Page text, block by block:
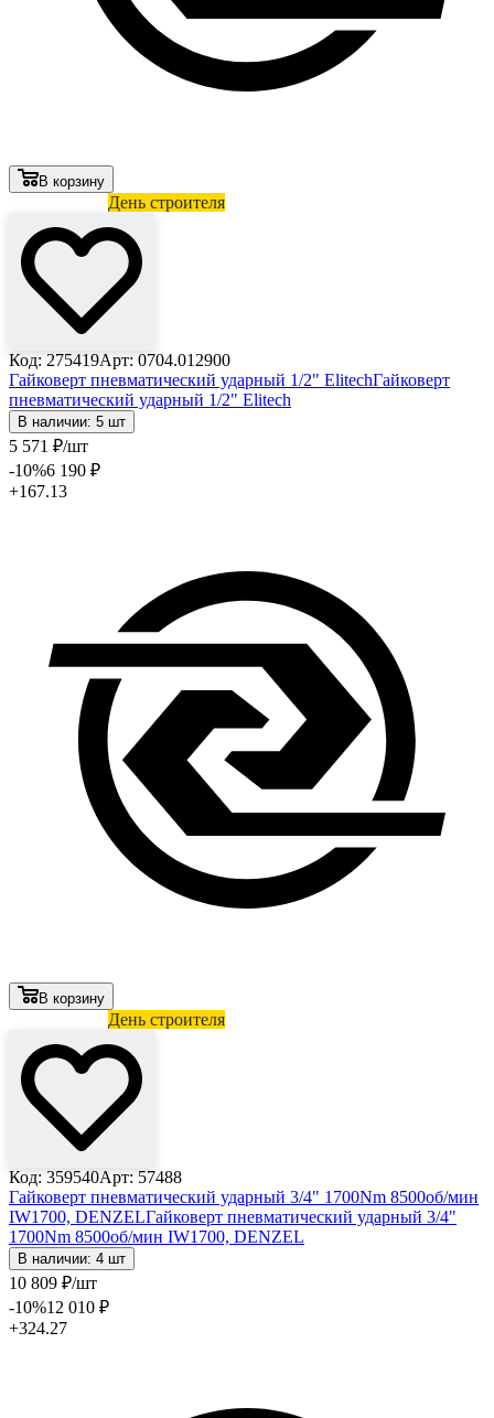
В корзину
День строителя
Код: 275419Арт: 0704.012900
Гайковерт пневматический ударный 1/2" ElitechГайковерт
пневматический ударный 1/2" Elitech
В наличии: 5 шт
5 571 ₽/шт
-10%6 190 ₽
+167.13
В корзину
День строителя
Код: 359540Арт: 57488
Гайковерт пневматический ударный 3/4" 1700Nm 8500об/мин
IW1700, DENZELГайковерт пневматический ударный 3/4"
1700Nm 8500об/мин IW1700, DENZEL
В наличии: 4 шт
10 809 ₽/шт
-10%12 010 ₽
+324.27